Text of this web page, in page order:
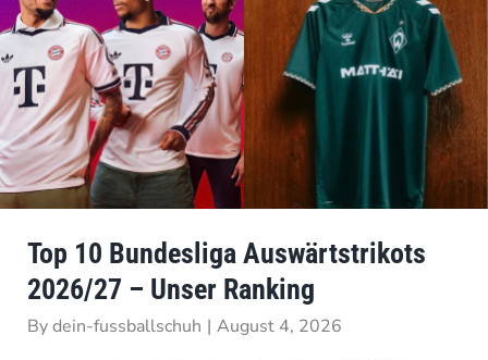
Top 10 Bundesliga Auswärtstrikots
2026/27 – Unser Ranking
Bydein-fussballschuh | August 4, 2026